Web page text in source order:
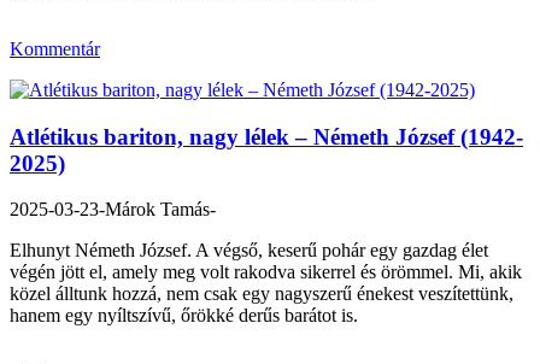
Kommentár
Atlétikus bariton, nagy lélek – Németh József (1942-
2025)
2025-03-23-Márok Tamás-
Elhunyt Németh József. A végső, keserű pohár egy gazdag élet
végén jött el, amely meg volt rakodva sikerrel és örömmel. Mi, akik
közel álltunk hozzá, nem csak egy nagyszerű énekest veszítettünk,
hanem egy nyíltszívű, őrökké derűs barátot is.